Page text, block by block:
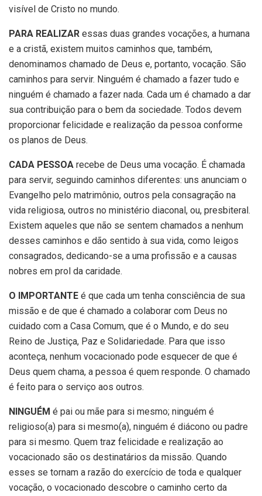
visível de Cristo no mundo.
PARA REALIZAR essas duas grandes vocações, a humana
e a cristã, existem muitos caminhos que, também,
denominamos chamado de Deus e, portanto, vocação. São
caminhos para servir. Ninguém é chamado a fazer tudo e
ninguém é chamado a fazer nada. Cada um é chamado a dar
sua contribuição para o bem da sociedade. Todos devem
proporcionar felicidade e realização da pessoa conforme
os planos de Deus.
CADA PESSOA recebe de Deus uma vocação. É chamada
para servir, seguindo caminhos diferentes: uns anunciam o
Evangelho pelo matrimônio, outros pela consagração na
vida religiosa, outros no ministério diaconal, ou, presbiteral.
Existem aqueles que não se sentem chamados a nenhum
desses caminhos e dão sentido à sua vida, como leigos
consagrados, dedicando-se a uma profissão e a causas
nobres em prol da caridade.
O IMPORTANTE é que cada um tenha consciência de sua
missão e de que é chamado a colaborar com Deus no
cuidado com a Casa Comum, que é o Mundo, e do seu
Reino de Justiça, Paz e Solidariedade. Para que isso
aconteça, nenhum vocacionado pode esquecer de que é
Deus quem chama, a pessoa é quem responde. O chamado
é feito para o serviço aos outros.
NINGUÉM é pai ou mãe para si mesmo; ninguém é
religioso(a) para si mesmo(a), ninguém é diácono ou padre
para si mesmo. Quem traz felicidade e realização ao
vocacionado são os destinatários da missão. Quando
esses se tornam a razão do exercício de toda e qualquer
vocação, o vocacionado descobre o caminho certo da